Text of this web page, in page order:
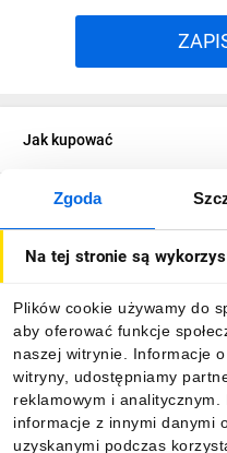
Zgoda
Na tej stronie są
Plików cookie używamy do
aby oferować funkcje
naszej witrynie. Informacje
witryny, udostępniamy
reklamowym i analitycznym.
informacje z innymi danymi
uzyskanymi podczas
Jak kupować
O firmie
Informacje
Pobierz